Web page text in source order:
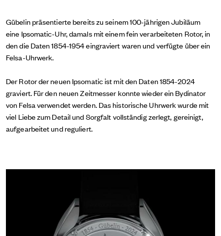
Gübelin präsentierte bereits zu seinem 100-jährigen Jubiläum
eine Ipsomatic-Uhr, damals mit einem fein verarbeiteten Rotor, in
den die Daten 1854-1954 eingraviert waren und verfügte über ein
Felsa-Uhrwerk.
Der Rotor der neuen Ipsomatic ist mit den Daten 1854-2024
graviert. Für den neuen Zeitmesser konnte wieder ein Bydinator
von Felsa verwendet werden. Das historische Uhrwerk wurde mit
viel Liebe zum Detail und Sorgfalt vollständig zerlegt, gereinigt,
aufgearbeitet und reguliert.